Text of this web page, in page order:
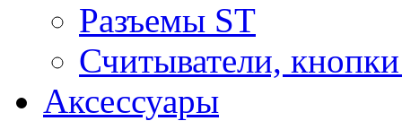
Разъемы ST
Считыватели,
Аксессуары